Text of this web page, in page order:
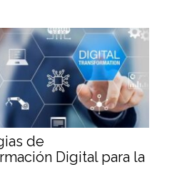
de
Digital para la